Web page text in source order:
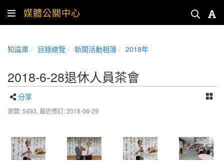
媒體公關中心
知識庫 目錄總覽 新聞活動相簿 2018年
2018-6-28退休人員茶會
分享
瀏覽: 5493, 最近修訂: 2018-06-29